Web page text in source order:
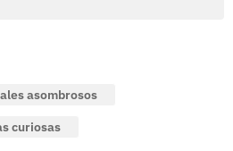
asombrosos
curiosas